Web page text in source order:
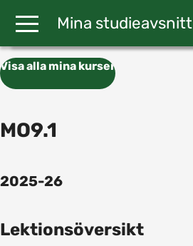
Mina studieavsnitt
Visa alla mina kurser
MO9.1
2025-26
Lektionsöversikt